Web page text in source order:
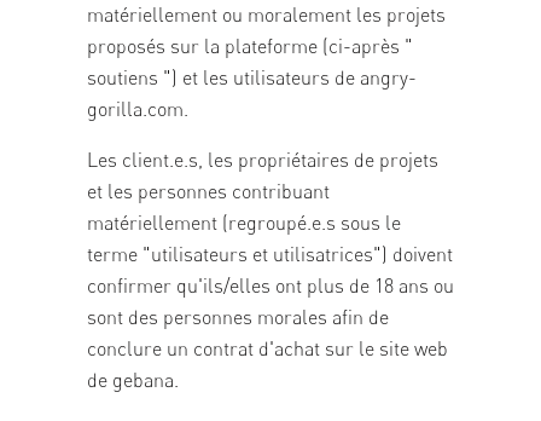
matériellement ou moralement les projets
proposés sur la plateforme (ci-après "
soutiens ") et les utilisateurs de angry-
gorilla.com.
Les client.e.s, les propriétaires de projets
et les personnes contribuant
matériellement (regroupé.e.s sous le
terme "utilisateurs et utilisatrices") doivent
confirmer qu'ils/elles ont plus de 18 ans ou
sont des personnes morales afin de
conclure un contrat d'achat sur le site web
de gebana.